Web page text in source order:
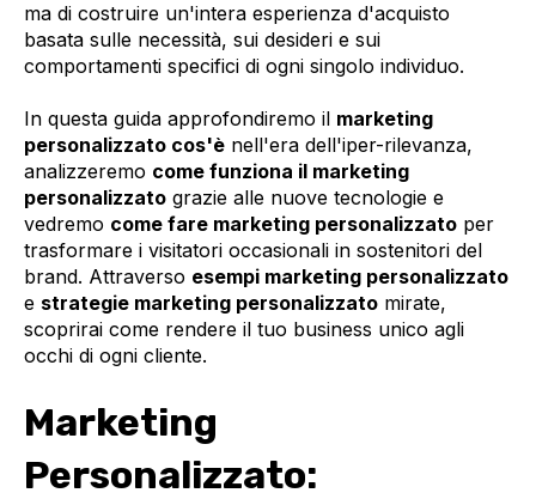
ma di costruire un'intera esperienza d'acquisto
basata sulle necessità, sui desideri e sui
comportamenti specifici di ogni singolo individuo.
In questa guida approfondiremo il marketing
personalizzato cos'è nell'era dell'iper-rilevanza,
analizzeremo come funziona il marketing
personalizzato grazie alle nuove tecnologie e
vedremo come fare marketing personalizzato per
trasformare i visitatori occasionali in sostenitori del
brand. Attraverso esempi marketing personalizzato
e strategie marketing personalizzato mirate,
scoprirai come rendere il tuo business unico agli
occhi di ogni cliente.
Marketing
Personalizzato: